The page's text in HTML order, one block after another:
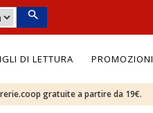
DI LETTURA PROMOZIONI
gratuite a partire da 19€.